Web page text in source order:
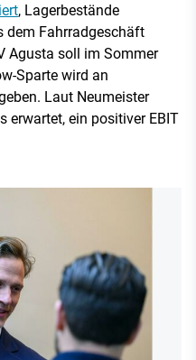
, Lagerbestände
dem Fahrradgeschäft
Agusta soll im Sommer
Sparte wird an
Laut Neumeister
erwartet, ein positiver EBIT